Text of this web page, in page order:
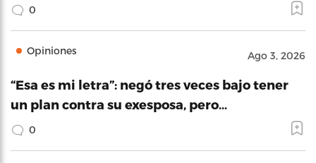
0
Opiniones Ago 3, 2026
“Esa es mi letra”: negó tres veces bajo tener
un plan contra su exesposa, pero…
0